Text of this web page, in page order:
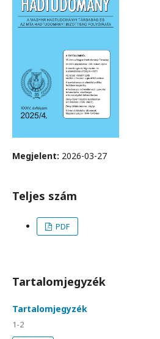
Megjelent: 2026-03-27
Teljes szám
PDF
Tartalomjegyzék
Tartalomjegyzék
1-2